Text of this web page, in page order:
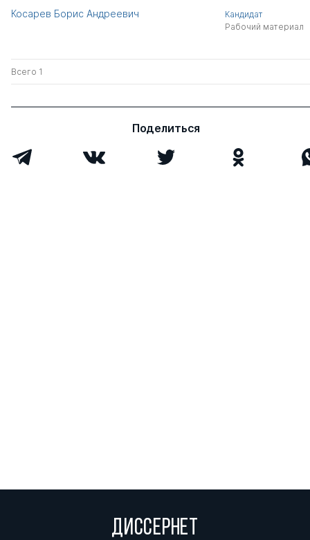
Косарев Борис Андреевич
Кандидат
Рабочий материал
Всего 1
Поделиться
ДИССЕРНЕТ